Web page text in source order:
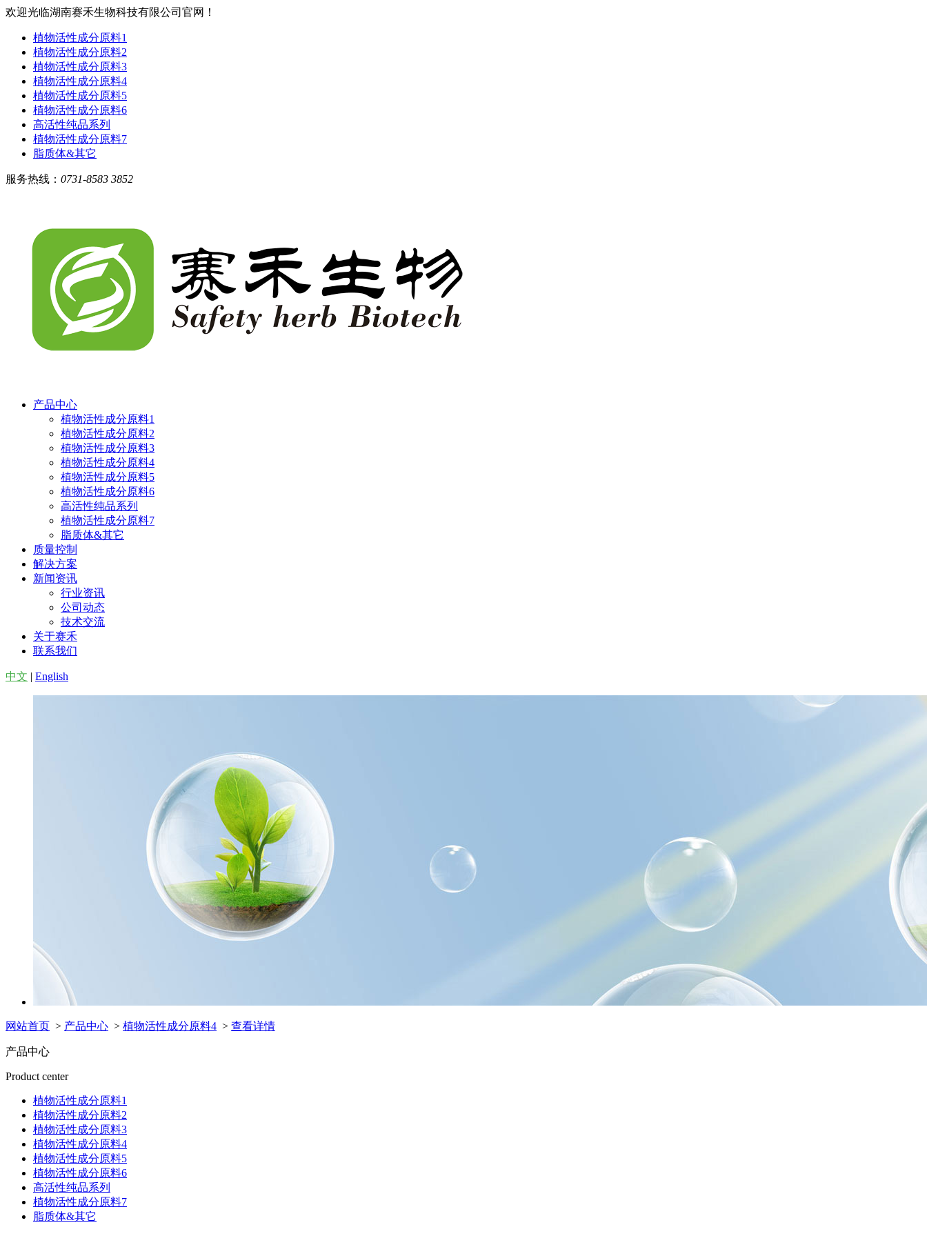
欢迎光临湖南赛禾生物科技有限公司官网！
植物活性成分原料1
植物活性成分原料2
植物活性成分原料3
植物活性成分原料4
植物活性成分原料5
植物活性成分原料6
高活性纯品系列
植物活性成分原料7
脂质体&其它
服务热线： 0731-8583 3852
产品中心
植物活性成分原料1
植物活性成分原料2
植物活性成分原料3
植物活性成分原料4
植物活性成分原料5
植物活性成分原料6
高活性纯品系列
植物活性成分原料7
脂质体&其它
质量控制
解决方案
新闻资讯
行业资讯
公司动态
技术交流
关于赛禾
联系我们
中文 | English
网站首页 > 产品中心 > 植物活性成分原料4 > 查看详情
产品中心
Product center
植物活性成分原料1
植物活性成分原料2
植物活性成分原料3
植物活性成分原料4
植物活性成分原料5
植物活性成分原料6
高活性纯品系列
植物活性成分原料7
脂质体&其它